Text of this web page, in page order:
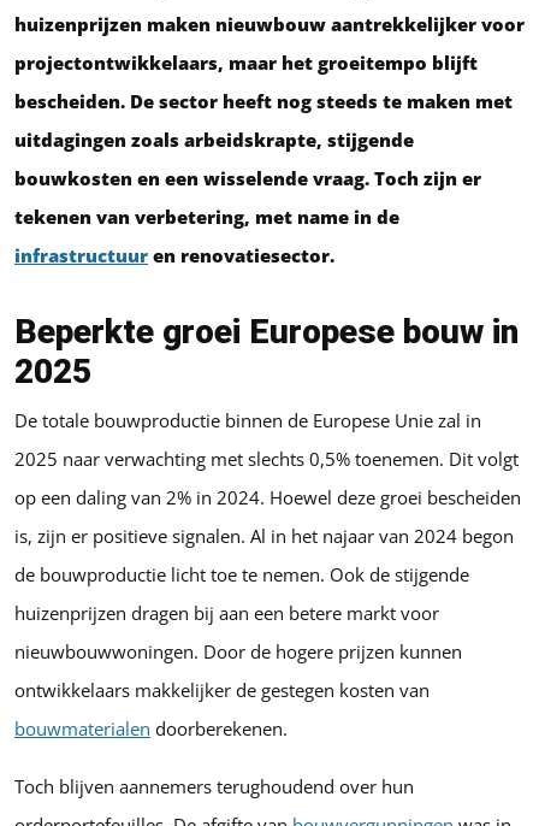
huizenprijzen maken nieuwbouw aantrekkelijker voor
projectontwikkelaars, maar het groeitempo blijft
bescheiden. De sector heeft nog steeds te maken met
uitdagingen zoals arbeidskrapte, stijgende
bouwkosten en een wisselende vraag. Toch zijn er
tekenen van verbetering, met name in de
infrastructuur en renovatiesector.
Beperkte groei Europese bouw in
2025
De totale bouwproductie binnen de Europese Unie zal in
2025 naar verwachting met slechts 0,5% toenemen. Dit volgt
op een daling van 2% in 2024. Hoewel deze groei bescheiden
is, zijn er positieve signalen. Al in het najaar van 2024 begon
de bouwproductie licht toe te nemen. Ook de stijgende
huizenprijzen dragen bij aan een betere markt voor
nieuwbouwwoningen. Door de hogere prijzen kunnen
ontwikkelaars makkelijker de gestegen kosten van
bouwmaterialen doorberekenen.
Toch blijven aannemers terughoudend over hun